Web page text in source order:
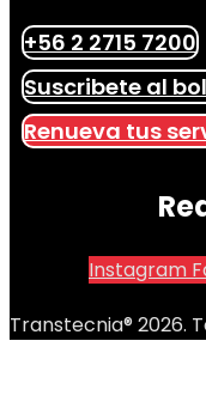
+56 2 2715 7200
Suscribete al
Renueva tus
Instagram
Transtecnia® 2026.